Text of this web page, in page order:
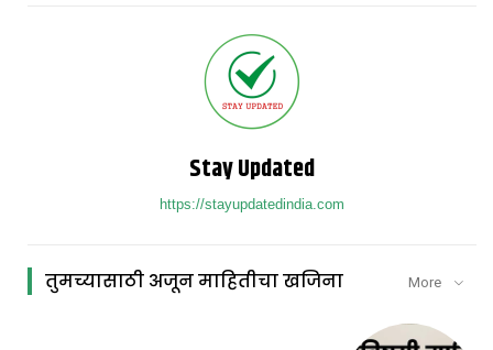
Stay Updated
https://stayupdatedindia.com
तुमच्यासाठी अजून माहितीचा खजिना More